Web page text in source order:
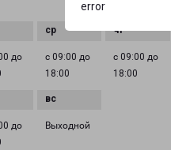
error
до
с 09:00 до
18:00
с 09:00 до
18:00
до
Выходной